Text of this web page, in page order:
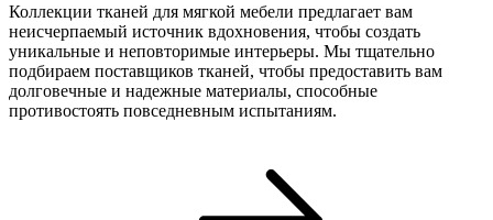
Коллекции тканей для мягкой мебели предлагает вам
неисчерпаемый источник вдохновения, чтобы создать
уникальные и неповторимые интерьеры. Мы тщательно
подбираем поставщиков тканей, чтобы предоставить вам
долговечные и надежные материалы, способные
противостоять повседневным испытаниям.